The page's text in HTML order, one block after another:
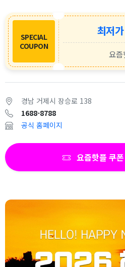
SPECIAL
COUPON
최저
요즘
경남 거제시 장승로 138
1688-8788
공식 홈페이지
요즘핫플 쿠